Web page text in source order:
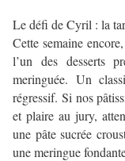
Le défi de Cyril : la
Cette semaine
l’un des desserts
meringuée. Un
régressif. Si nos
et plaire au jury,
une pâte sucrée
une meringue